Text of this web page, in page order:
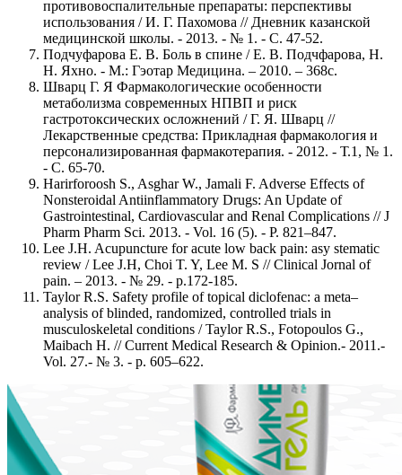
противовоспалительные препараты: перспективы
использования / И. Г. Пахомова // Дневник казанской
медицинской школы. - 2013. - № 1. - С. 47-52.
Подчуфарова Е. В. Боль в спине / Е. В. Подчфарова, Н.
Н. Яхно. - М.: Гэотар Медицина. – 2010. – 368с.
Шварц Г. Я Фармакологические особенности
метаболизма современных НПВП и риск
гастротоксических осложнений / Г. Я. Шварц //
Лекарственные средства: Прикладная фармакология и
персонализированная фармакотерапия. - 2012. - Т.1, № 1.
- С. 65-70.
Harirforoosh S., Asghar W., Jamali F. Adverse Effects of
Nonsteroidal Antiinflammatory Drugs: An Update of
Gastrointestinal, Cardiovascular and Renal Complications // J
Pharm Pharm Sci. 2013. - Vol. 16 (5). - Р. 821–847.
Lee J.H. Acupuncture for acute low back pain: asy stematic
review / Lee J.H, Choi T. Y, Lee M. S // Clinical Jornal of
pain. – 2013. - № 29. - р.172-185.
Taylor R.S. Safety profile of topical diclofenac: a meta–
analysis of blinded, randomized, controlled trials in
musculoskeletal conditions / Taylor R.S., Fotopoulos G.,
Maibach H. // Current Medical Research & Opinion.- 2011.-
Vol. 27.- № 3. - р. 605–622.